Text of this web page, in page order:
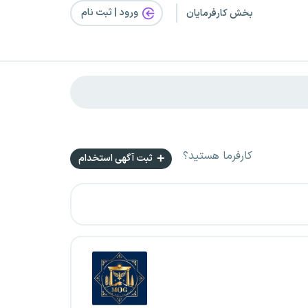
بخش کارفرمایان ورود | ثبت‌ نام
کارفرما هستید؟ ثبت آگهی استخدام